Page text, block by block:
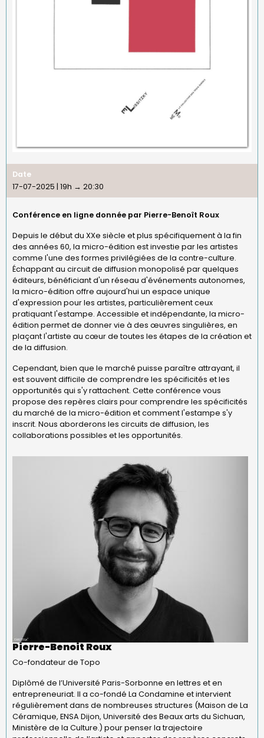
Conférence en ligne donnée par Pierre-Benoît Roux
Depuis le début du XXe siècle et plus spécifiquement à la fin
des années 60, la micro-édition est investie par les artistes
comme l'une des formes privilégiées de la contre-culture.
Échappant au circuit de diffusion monopolisé par quelques
éditeurs, bénéficiant d'un réseau d'événements autonomes,
la micro-édition offre aujourd'hui un espace unique
d'expression pour les artistes, particulièrement ceux
pratiquant l'estampe. Accessible et indépendante, la micro-
édition permet de donner vie à des œuvres singulières, en
plaçant l'artiste au cœur de toutes les étapes de la création et
de la diffusion.
Cependant, bien que le marché puisse paraître attrayant, il
est souvent difficile de comprendre les spécificités et les
opportunités qui s'y rattachent. Cette conférence vous
propose des repères clairs pour comprendre les spécificités
du marché de la micro-édition et comment l'estampe s'y
inscrit. Nous aborderons les circuits de diffusion, les
collaborations possibles et les opportunités.
Pierre-Benoit Roux
Co-fondateur de Topo
Diplômé de l’Université Paris-Sorbonne en lettres et en
entrepreneuriat. Il a co-fondé La Condamine et intervient
régulièrement dans de nombreuses structures (Maison de La
Céramique, ENSA Dijon, Université des Beaux arts du Sichuan,
Ministère de la Culture.) pour penser la trajectoire
Date
17-07-2025 | 19h → 20:30